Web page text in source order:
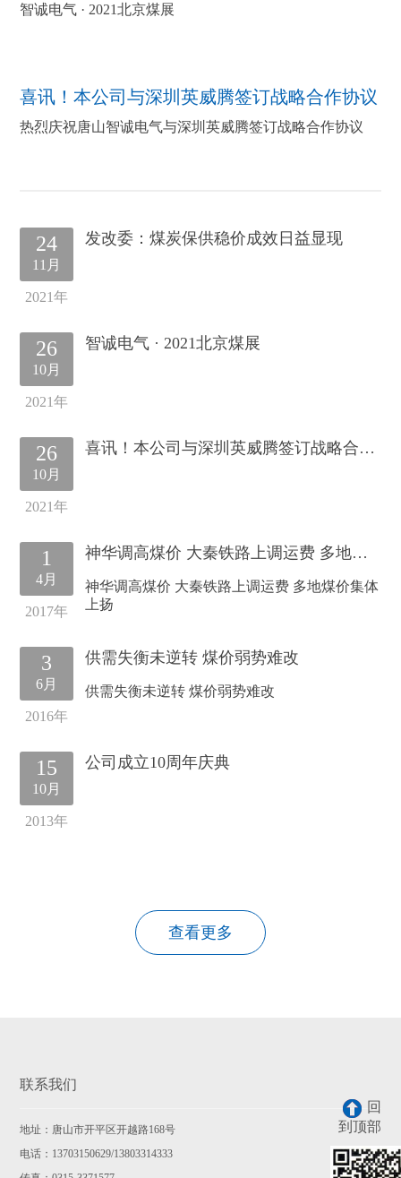
智诚电气 · 2021北京煤展
喜讯！本公司与深圳英威腾签订战略合作协议
热烈庆祝唐山智诚电气与深圳英威腾签订战略合作协议
24
11月
2021年
发改委：煤炭保供稳价成效日益显现
26
10月
2021年
智诚电气 · 2021北京煤展
26
10月
2021年
喜讯！本公司与深圳英威腾签订战略合作协议
1
4月
2017年
神华调高煤价 大秦铁路上调运费 多地煤价集体上扬
神华调高煤价 大秦铁路上调运费 多地煤价集体
上扬
3
6月
2016年
供需失衡未逆转 煤价弱势难改
供需失衡未逆转 煤价弱势难改
15
10月
2013年
公司成立10周年庆典
查看更多
联系我们
地址：唐山市开平区开越路168号
电话：13703150629/13803314333
回
到顶部